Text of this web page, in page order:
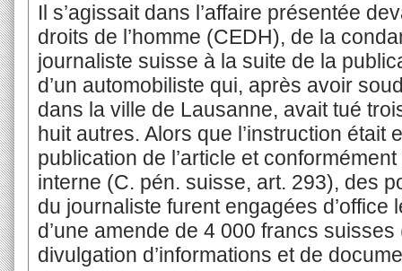
Il s’agissait dans l’affaire présentée
droits de l’homme (CEDH), de la
journaliste suisse à la suite de la
d’un automobiliste qui, après avoir
dans la ville de Lausanne, avait tué
huit autres. Alors que l’instruction
publication de l’article et
interne (C. pén. suisse, art. 293), des
du journaliste furent engagées d’office
d’une amende de 4 000 francs
divulgation d’informations et de